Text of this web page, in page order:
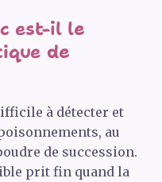
est-il le
de
à détecter et
au
de succession.
prit fin quand la